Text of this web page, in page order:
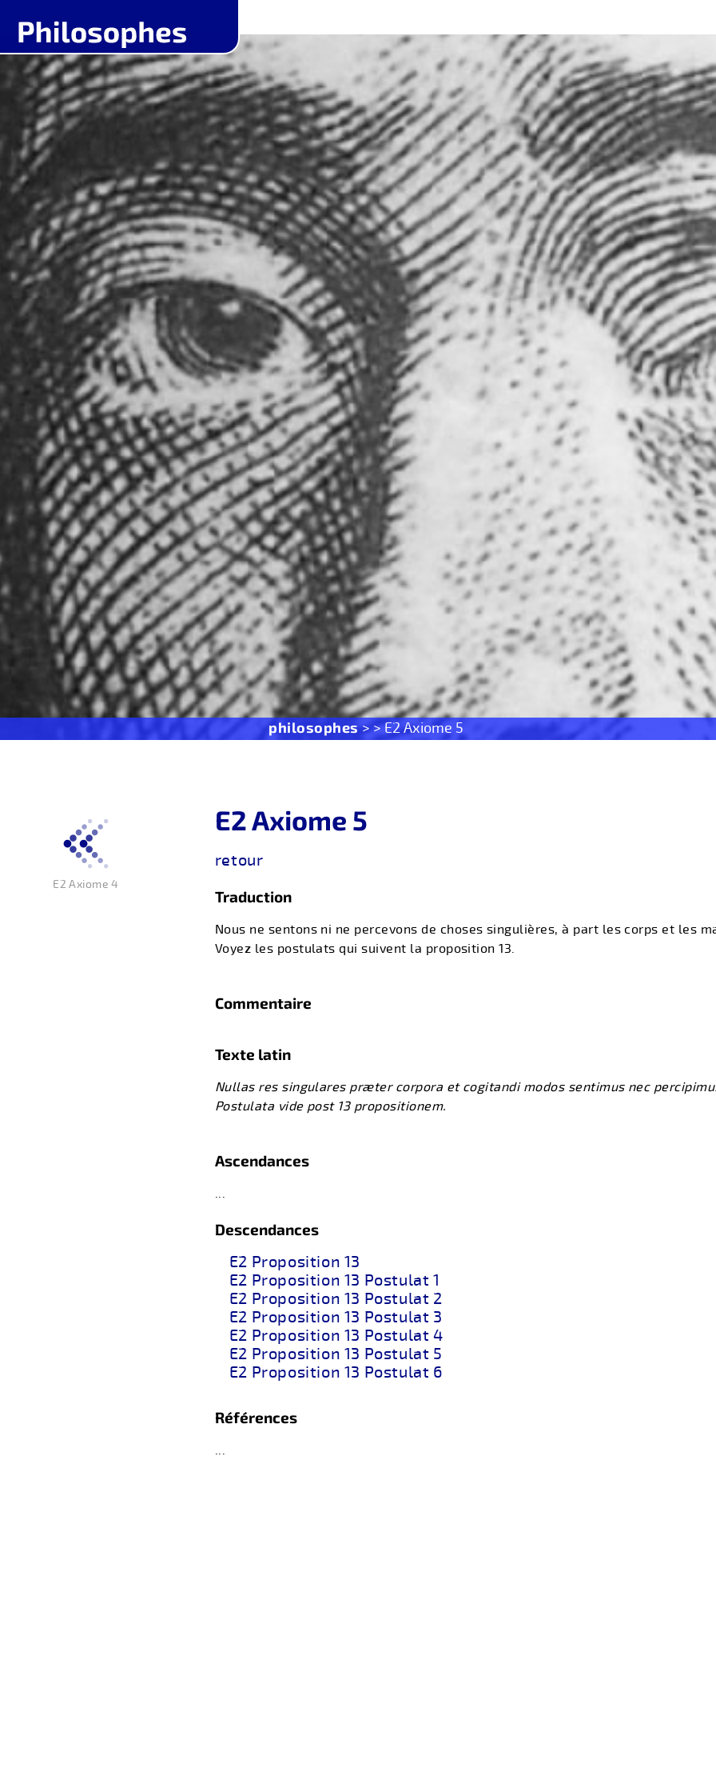
philosophes > > E2 Axiome 5
E2 Axiome 4
E2 Axiome 5
retour
Traduction
Nous ne sentons ni ne percevons de choses singulières, à part les corps et les
Voyez les postulats qui suivent la proposition 13.
Commentaire
Texte latin
Nullas res singulares præter corpora et cogitandi modos sentimus nec
​Postulata vide post 13 propositionem.​
Ascendances
Descendances
E2 Proposition 13
E2 Proposition 13 Postulat 1
E2 Proposition 13 Postulat 2
E2 Proposition 13 Postulat 3
E2 Proposition 13 Postulat 4
E2 Proposition 13 Postulat 5
E2 Proposition 13 Postulat 6
Références